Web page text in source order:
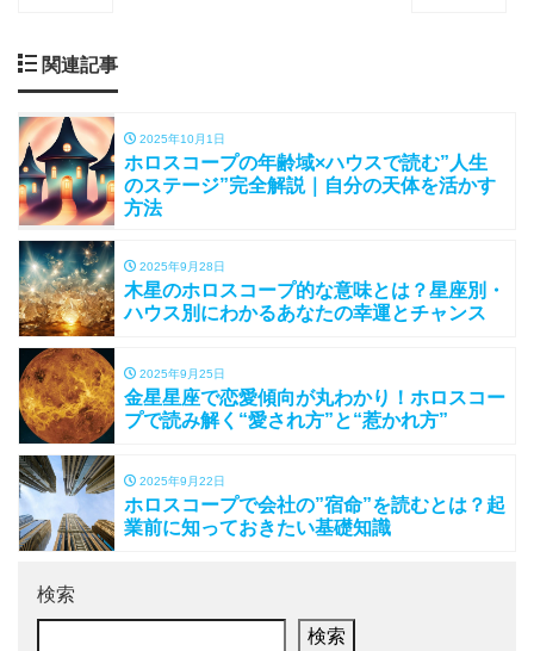
関連記事
2025年10月1日
ホロスコープの年齢域×ハウスで読む”人生
のステージ”完全解説｜自分の天体を活かす
方法
2025年9月28日
木星のホロスコープ的な意味とは？星座別・
ハウス別にわかるあなたの幸運とチャンス
2025年9月25日
金星星座で恋愛傾向が丸わかり！ホロスコー
プで読み解く“愛され方”と“惹かれ方”
2025年9月22日
ホロスコープで会社の”宿命”を読むとは？起
業前に知っておきたい基礎知識
検索
検索